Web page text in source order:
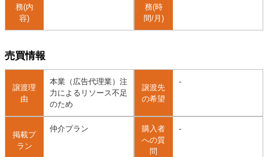
務(内
容)
務(時
間/月)
売買情報
譲渡理
由
本業（広告代理業）注
力によるリソース不足
のため
譲渡先
の希望
-
掲載プ
ラン
仲介プラン
購入者
への質
問
-